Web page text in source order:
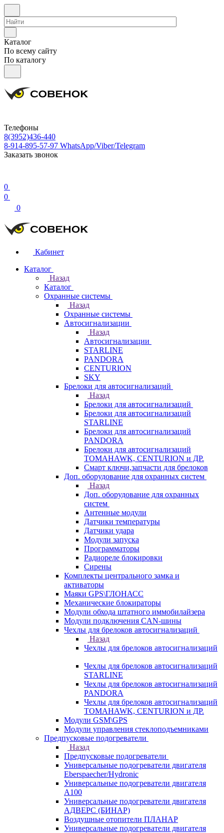
Каталог
По всему сайту
По каталогу
Телефоны
8(3952)436-440
8-914-895-57-97 WhatsApp/Viber/Telegram
Заказать звонок
0
0
0
Кабинет
Каталог
Назад
Каталог
Охранные системы
Назад
Охранные системы
Автосигнализации
Назад
Автосигнализации
STARLINE
PANDORA
CENTURION
SKY
Брелоки для автосигнализаций
Назад
Брелоки для автосигнализаций
Брелоки для автосигнализаций
STARLINE
Брелоки для автосигнализаций
PANDORA
Брелоки для автосигнализаций
TOMAHAWK, CENTURION и ДР.
Смарт ключи,запчасти для брелоков
Доп. оборудование для охранных систем
Назад
Доп. оборудование для охранных
систем
Антенные модули
Датчики температуры
Датчики удара
Модули запуска
Программаторы
Радиореле блокировки
Сирены
Комплекты центрального замка и
активаторы
Маяки GPS\ГЛОНАСС
Механические блокираторы
Модули обхода штатного иммобилайзера
Модули подключения CAN-шины
Чехлы для брелоков автосигнализаций
Назад
Чехлы для брелоков автосигнализаций
Чехлы для брелоков автосигнализаций
STARLINE
Чехлы для брелоков автосигнализаций
PANDORA
Чехлы для брелоков автосигнализаций
TOMAHAWK, CENTURION и ДР.
Модули GSM\GPS
Модули управления стеклоподъемниками
Предпусковые подогреватели
Назад
Предпусковые подогреватели
Универсальные подогреватели двигателя
Eberspaecher/Hydronic
Универсальные подогреватели двигателя
A100
Универсальные подогреватели двигателя
АДВЕРС (БИНАР)
Воздушные отопители ПЛАНАР
Универсальные подогреватели двигателя